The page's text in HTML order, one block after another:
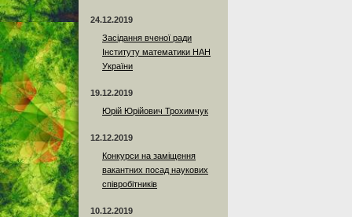
24.12.2019
Засідання вченої ради
Інституту математики НАН
України
19.12.2019
Юрій Юрійович Трохимчук
12.12.2019
Конкурси на заміщення
вакантних посад наукових
співробітників
10.12.2019